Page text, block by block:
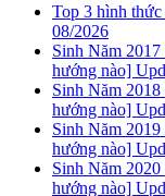
Top 3 hình
08/2026
Sinh Năm
hướng nào]
Sinh Năm
hướng nào]
Sinh Năm
hướng nào]
Sinh Năm
hướng nào]